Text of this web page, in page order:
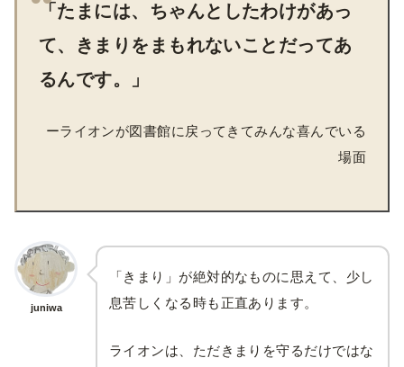
「 たまには、ちゃんとしたわけがあっ
て、きまりをまもれないことだってあ
るんです。
」
ーライオンが図書館に戻ってきてみんな喜んでいる
場面
juniwa
「きまり」が絶対的なものに思えて、少し
息苦しくなる時も正直あります。
ライオンは、ただきまりを守るだけではな